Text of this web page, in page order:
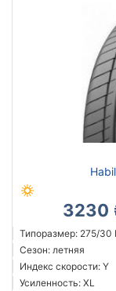
3230
Типоразмер: 275/30
Сезон: летняя
Индекс скорости: Y
Усиленность: XL